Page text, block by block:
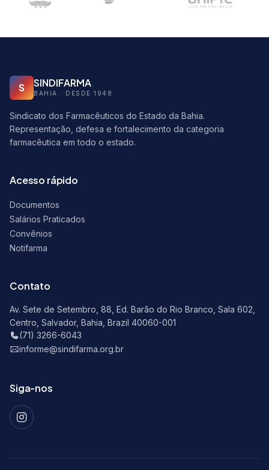
S SINDIFARMA
BAHIA · DESDE 1948
Sindicato dos Farmacêuticos do Estado da Bahia.
Representação, defesa e fortalecimento da categoria
farmacêutica em todo o estado.
Acesso rápido
Documentos
Salários Praticados
Convênios
Notifarma
Contato
Av. Sete de Setembro, 88, Ed. Barão do Rio Branco, Sala 602,
Centro, Salvador, Bahia, Brazil 40060-001
(71) 3266-6043
informe@sindifarma.org.br
Siga-nos